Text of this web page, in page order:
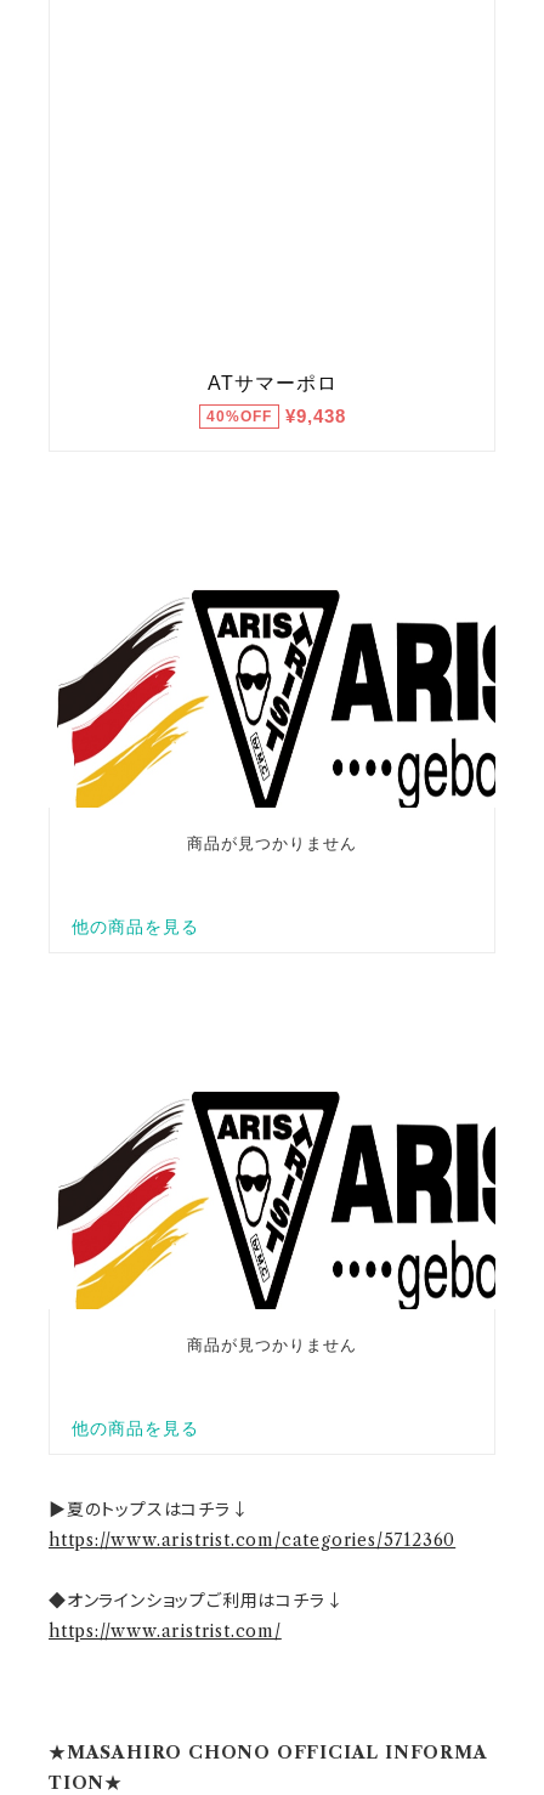
▶夏のトップスはコチラ↓
https://www.aristrist.com/categories/5712360
◆オンラインショップご利用はコチラ↓
https://www.aristrist.com/
★MASAHIRO CHONO OFFICIAL INFORMA
TION★